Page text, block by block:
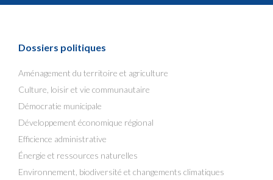
Dossiers politiques
Aménagement du territoire et agriculture
Culture, loisir et vie communautaire
Démocratie municipale
Développement économique régional
Efficience administrative
Énergie et ressources naturelles
Environnement, biodiversité et changements climatiques